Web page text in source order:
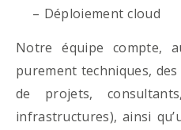
– Déploiement cloud
Notre équipe compte,
purement techniques,
de projets,
infrastructures), ainsi